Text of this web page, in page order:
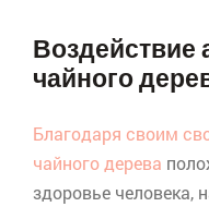
Воздействие
чайного
Благодаря своим
чайного дерева
здоровье человека,